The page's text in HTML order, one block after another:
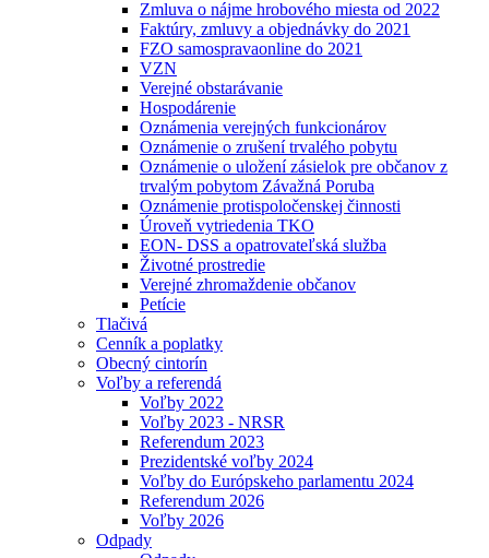
Zmluva o nájme hrobového miesta od 2022
Faktúry, zmluvy a objednávky do 2021
FZO samospravaonline do 2021
VZN
Verejné obstarávanie
Hospodárenie
Oznámenia verejných funkcionárov
Oznámenie o zrušení trvalého pobytu
Oznámenie o uložení zásielok pre občanov z
trvalým pobytom Závažná Poruba
Oznámenie protispoločenskej činnosti
Úroveň vytriedenia TKO
EON- DSS a opatrovateľská služba
Životné prostredie
Verejné zhromaždenie občanov
Petície
Tlačivá
Cenník a poplatky
Obecný cintorín
Voľby a referendá
Voľby 2022
Voľby 2023 - NRSR
Referendum 2023
Prezidentské voľby 2024
Voľby do Európskeho parlamentu 2024
Referendum 2026
Voľby 2026
Odpady